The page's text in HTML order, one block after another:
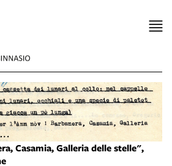
Casamia, Galleria delle stelle",